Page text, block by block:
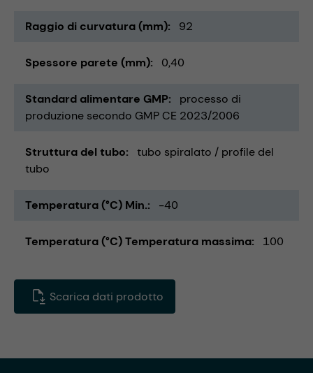
Raggio di curvatura (mm) 92
Spessore parete (mm) 0,40
Standard alimentare GMP
processo di
produzione secondo GMP CE 2023/2006
Struttura del tubo
tubo spiralato / profile del
tubo
Temperatura (°C) Min. -40
Temperatura (°C) Temperatura massima 100
Scarica dati prodotto